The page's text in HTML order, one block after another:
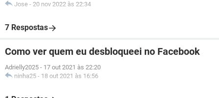
Jose - 20 nov 2022 às 22:34
7 Respostas
Como ver quem eu desbloqueei no Facebook
Adrielly2025 - 17 out 2021 às 22:20
ninha25 - 18 out 2021 às 16:56